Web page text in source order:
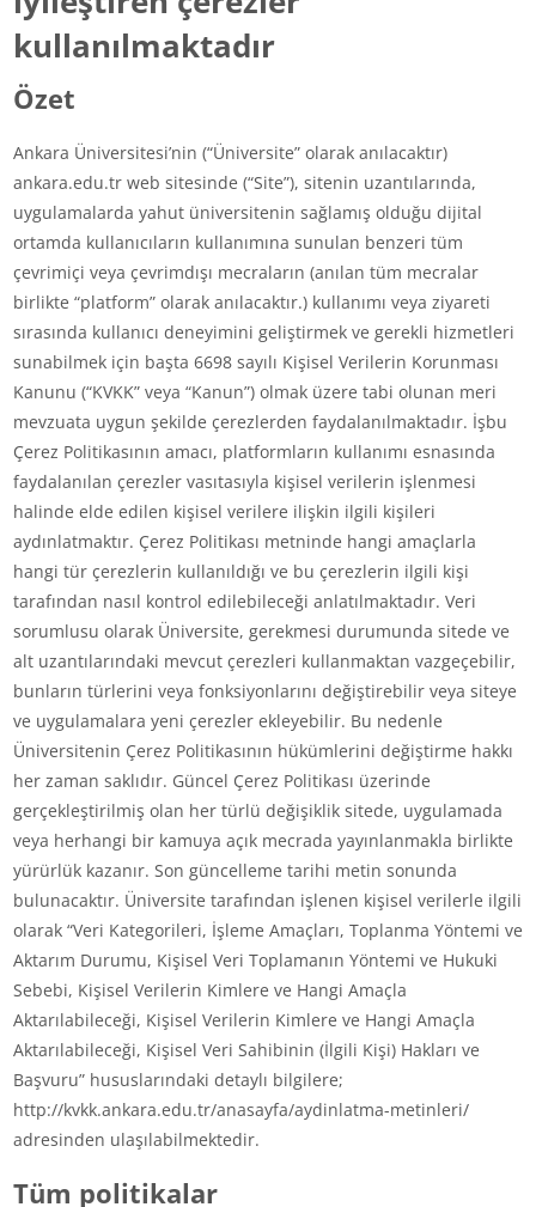
kullanılmaktadır
Özet
Ankara Üniversitesi’nin (“Üniversite” olarak anılacaktır)
ankara.edu.tr web sitesinde (“Site”), sitenin uzantılarında,
uygulamalarda yahut üniversitenin sağlamış olduğu dijital
ortamda kullanıcıların kullanımına sunulan benzeri tüm
çevrimiçi veya çevrimdışı mecraların (anılan tüm mecralar
birlikte “platform” olarak anılacaktır.) kullanımı veya ziyareti
sırasında kullanıcı deneyimini geliştirmek ve gerekli hizmetleri
sunabilmek için başta 6698 sayılı Kişisel Verilerin Korunması
Kanunu (“KVKK” veya “Kanun”) olmak üzere tabi olunan meri
mevzuata uygun şekilde çerezlerden faydalanılmaktadır. İşbu
Çerez Politikasının amacı, platformların kullanımı esnasında
faydalanılan çerezler vasıtasıyla kişisel verilerin işlenmesi
halinde elde edilen kişisel verilere ilişkin ilgili kişileri
aydınlatmaktır. Çerez Politikası metninde hangi amaçlarla
hangi tür çerezlerin kullanıldığı ve bu çerezlerin ilgili kişi
tarafından nasıl kontrol edilebileceği anlatılmaktadır. Veri
sorumlusu olarak Üniversite, gerekmesi durumunda sitede ve
alt uzantılarındaki mevcut çerezleri kullanmaktan vazgeçebilir,
bunların türlerini veya fonksiyonlarını değiştirebilir veya siteye
ve uygulamalara yeni çerezler ekleyebilir. Bu nedenle
Üniversitenin Çerez Politikasının hükümlerini değiştirme hakkı
her zaman saklıdır. Güncel Çerez Politikası üzerinde
gerçekleştirilmiş olan her türlü değişiklik sitede, uygulamada
veya herhangi bir kamuya açık mecrada yayınlanmakla birlikte
yürürlük kazanır. Son güncelleme tarihi metin sonunda
bulunacaktır. Üniversite tarafından işlenen kişisel verilerle ilgili
olarak “Veri Kategorileri, İşleme Amaçları, Toplanma Yöntemi ve
Aktarım Durumu, Kişisel Veri Toplamanın Yöntemi ve Hukuki
Sebebi, Kişisel Verilerin Kimlere ve Hangi Amaçla
Aktarılabileceği, Kişisel Verilerin Kimlere ve Hangi Amaçla
Aktarılabileceği, Kişisel Veri Sahibinin (İlgili Kişi) Hakları ve
Başvuru” hususlarındaki detaylı bilgilere;
http://kvkk.ankara.edu.tr/anasayfa/aydinlatma-metinleri/
adresinden ulaşılabilmektedir.
Tüm politikalar